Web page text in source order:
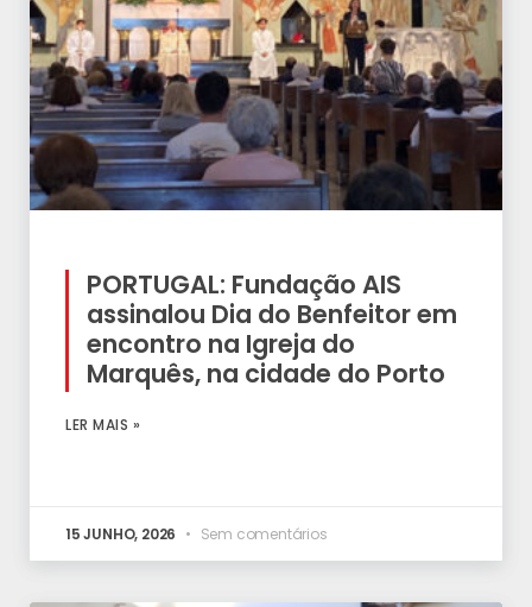
PORTUGAL: Fundação AIS
assinalou Dia do Benfeitor em
encontro na Igreja do
Marquês, na cidade do Porto
LER MAIS »
15 JUNHO, 2026 Sem comentários